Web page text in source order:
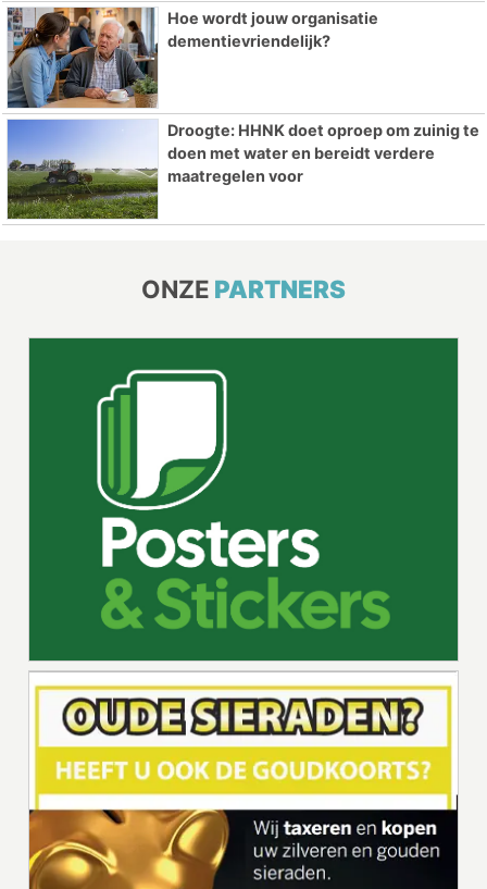
Hoe wordt jouw organisatie
dementievriendelijk?
Droogte: HHNK doet oproep om zuinig te
doen met water en bereidt verdere
maatregelen voor
ONZE PARTNERS